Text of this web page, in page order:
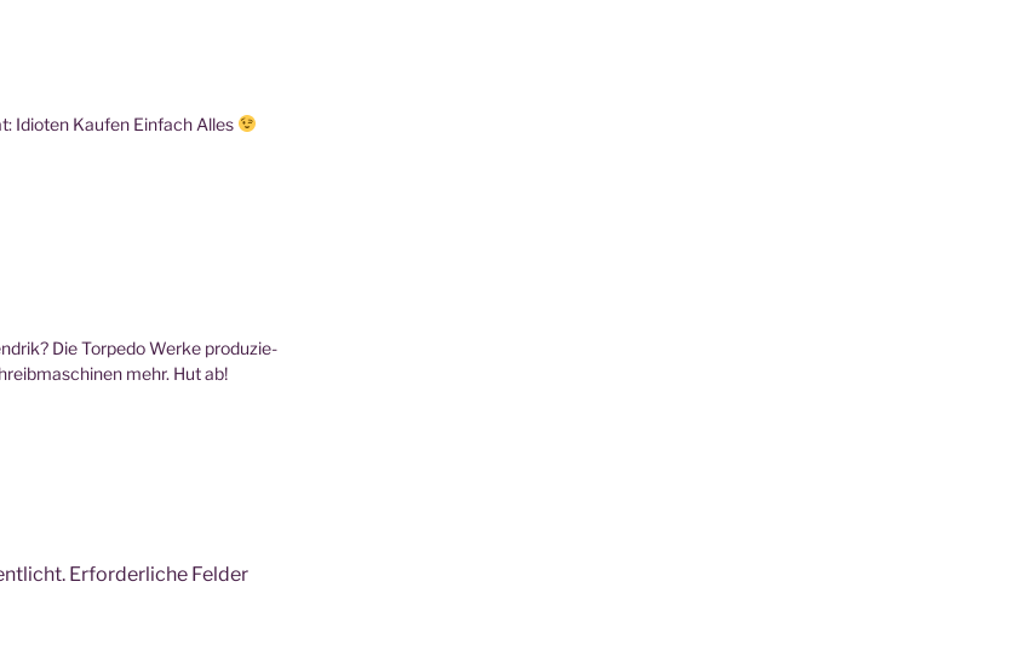
Idio­ten Kau­fen Ein­fach Alles
Die Tor­pe­do Wer­ke pro­du­zie­
mehr. Hut ab!
Erforderliche Felder